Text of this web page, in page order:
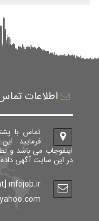
اطلاعات
تماس با
فرمایید
اینفوجاب می باشد و
در این سایت آگهی داده
infojob.ir